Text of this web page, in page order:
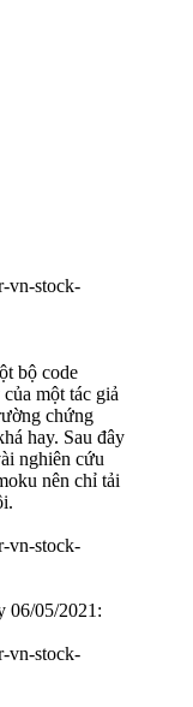
bộ code
một tác giả
chứng
hay. Sau đây
nghiên cứu
nên chỉ tải
06/05/2021: